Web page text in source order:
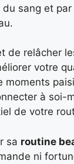
du sang et
de relâcher
votre
moments
à soi-
de votre
sa routine
ni